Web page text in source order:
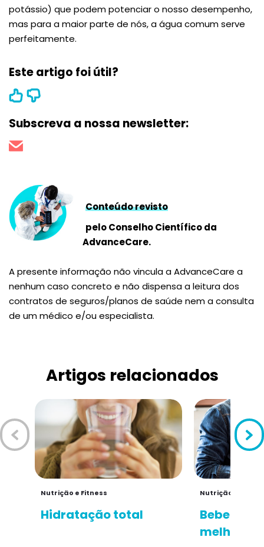
potássio) que podem potenciar o nosso desempenho,
mas para a maior parte de nós, a água comum serve
perfeitamente.
Este artigo foi útil?
Subscreva a nossa newsletter:
Conteúdo revisto
pelo Conselho Científico da
AdvanceCare.
A presente informação não vincula a AdvanceCare a
nenhum caso concreto e não dispensa a leitura dos
contratos de seguros/planos de saúde nem a consulta
de um médico e/ou especialista.
Artigos relacionados
Nutrição e Fitness
Hidratação total
Nutrição e
Beber
melhor